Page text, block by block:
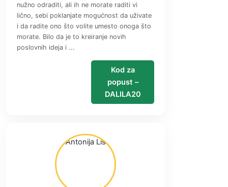
nužno odraditi, ali ih ne morate raditi vi
lično, sebi poklanjate mogućnost da uživate
i da radite ono što volite umesto onoga što
morate. Bilo da je to kreiranje novih
poslovnih ideja i ...
Kod za
popust –
DALILA20